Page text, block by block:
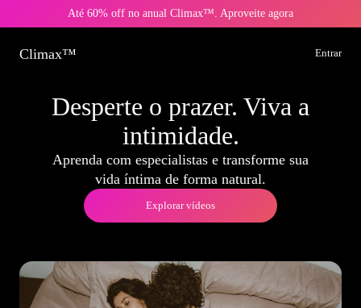
Até 60% off no anual Climax™. Aproveite agora
Climax™ Entrar
Desperte o prazer. Viva a
intimidade.
Aprenda com especialistas e transforme sua
vida íntima de forma natural.
Explorar vídeos